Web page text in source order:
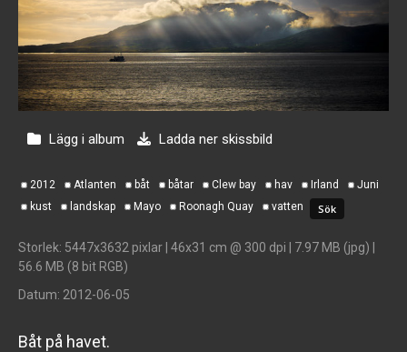
Lägg i album Ladda ner skissbild
2012 Atlanten båt båtar Clew bay hav Irland
Juni
kust
landskap Mayo Roonagh Quay vatten
Storlek: 5447x3632 pixlar | 46x31 cm @ 300 dpi | 7.97 MB (jpg) |
56.6 MB (8 bit RGB)
Datum: 2012-06-05
Båt på havet.